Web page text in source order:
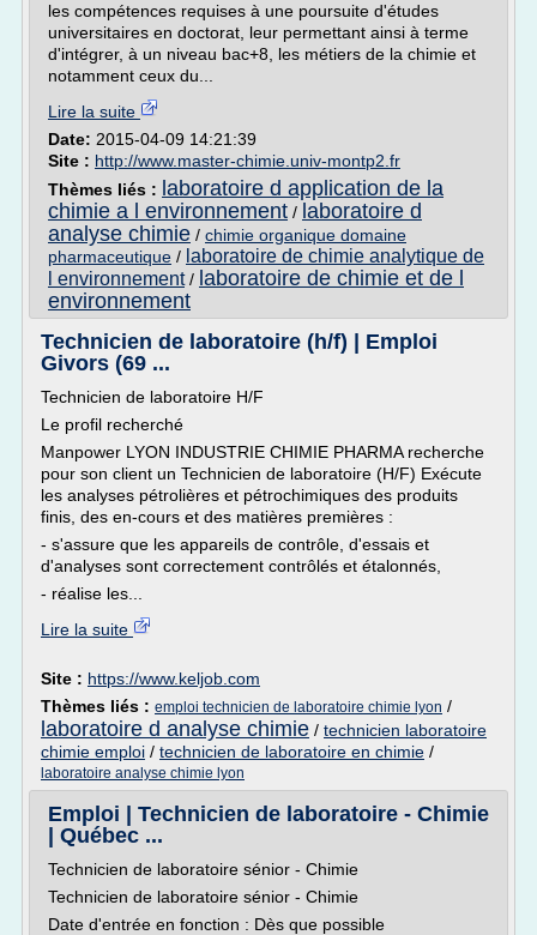
les compétences requises à une poursuite d'études
universitaires en doctorat, leur permettant ainsi à terme
d'intégrer, à un niveau bac+8, les métiers de la chimie et
notamment ceux du...
Lire la suite
Date: 2015-04-09 14:21:39
Site : http://www.master-chimie.univ-montp2.fr
Thèmes liés : laboratoire d application de la
chimie a l environnement / laboratoire d
analyse chimie / chimie organique domaine
pharmaceutique / laboratoire de chimie analytique de
l environnement/ laboratoire de chimie et de l
environnement
Technicien de laboratoire (h/f) | Emploi
Givors (69 ...
Technicien de laboratoire H/F
Le profil recherché
Manpower LYON INDUSTRIE CHIMIE PHARMA recherche
pour son client un Technicien de laboratoire (H/F) Exécute
les analyses pétrolières et pétrochimiques des produits
finis, des en-cours et des matières premières :
- s'assure que les appareils de contrôle, d'essais et
d'analyses sont correctement contrôlés et étalonnés,
- réalise les...
Lire la suite
Site : https://www.keljob.com
Thèmes liés : emploi technicien de laboratoire chimie lyon /
laboratoire d analyse chimie / technicien laboratoire
chimie emploi / technicien de laboratoire en chimie /
laboratoire analyse chimie lyon
Emploi | Technicien de laboratoire - Chimie
| Québec ...
Technicien de laboratoire sénior - Chimie
Technicien de laboratoire sénior - Chimie
Date d'entrée en fonction : Dès que possible